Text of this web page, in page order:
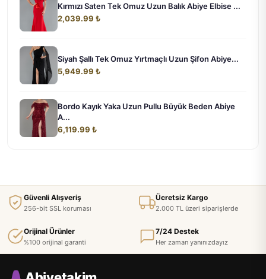
Kırmızı Saten Tek Omuz Uzun Balık Abiye Elbise ...
2,039.99 ₺
Siyah Şallı Tek Omuz Yırtmaçlı Uzun Şifon Abiye...
5,949.99 ₺
Bordo Kayık Yaka Uzun Pullu Büyük Beden Abiye
A...
6,119.99 ₺
Güvenli Alışveriş
256-bit SSL koruması
Ücretsiz Kargo
2.000 TL üzeri siparişlerde
Orijinal Ürünler
%100 orijinal garanti
7/24 Destek
Her zaman yanınızdayız